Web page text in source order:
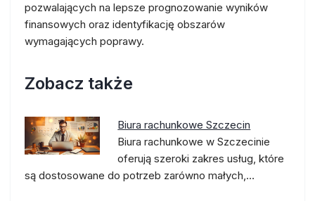
pozwalających na lepsze prognozowanie wyników
finansowych oraz identyfikację obszarów
wymagających poprawy.
Zobacz także
Biura rachunkowe Szczecin
Biura rachunkowe w Szczecinie
oferują szeroki zakres usług, które
są dostosowane do potrzeb zarówno małych,…